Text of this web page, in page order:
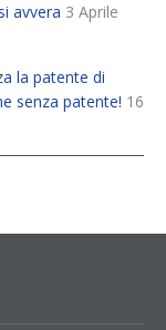
avvera 3 Aprile
la patente di
senza patente! 16